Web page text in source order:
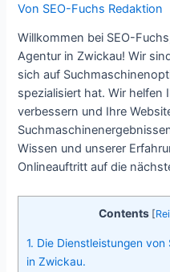
Von SEO-Fuchs Redaktion
Willkommen bei SEO-
Agentur in Zwickau! Wir
sich auf
spezialisiert hat. Wir helfen
verbessern und Ihre
Wissen und unserer
Onlineauftritt auf die
Contents [
1. Die Dienstleistungen von
in Zwickau.